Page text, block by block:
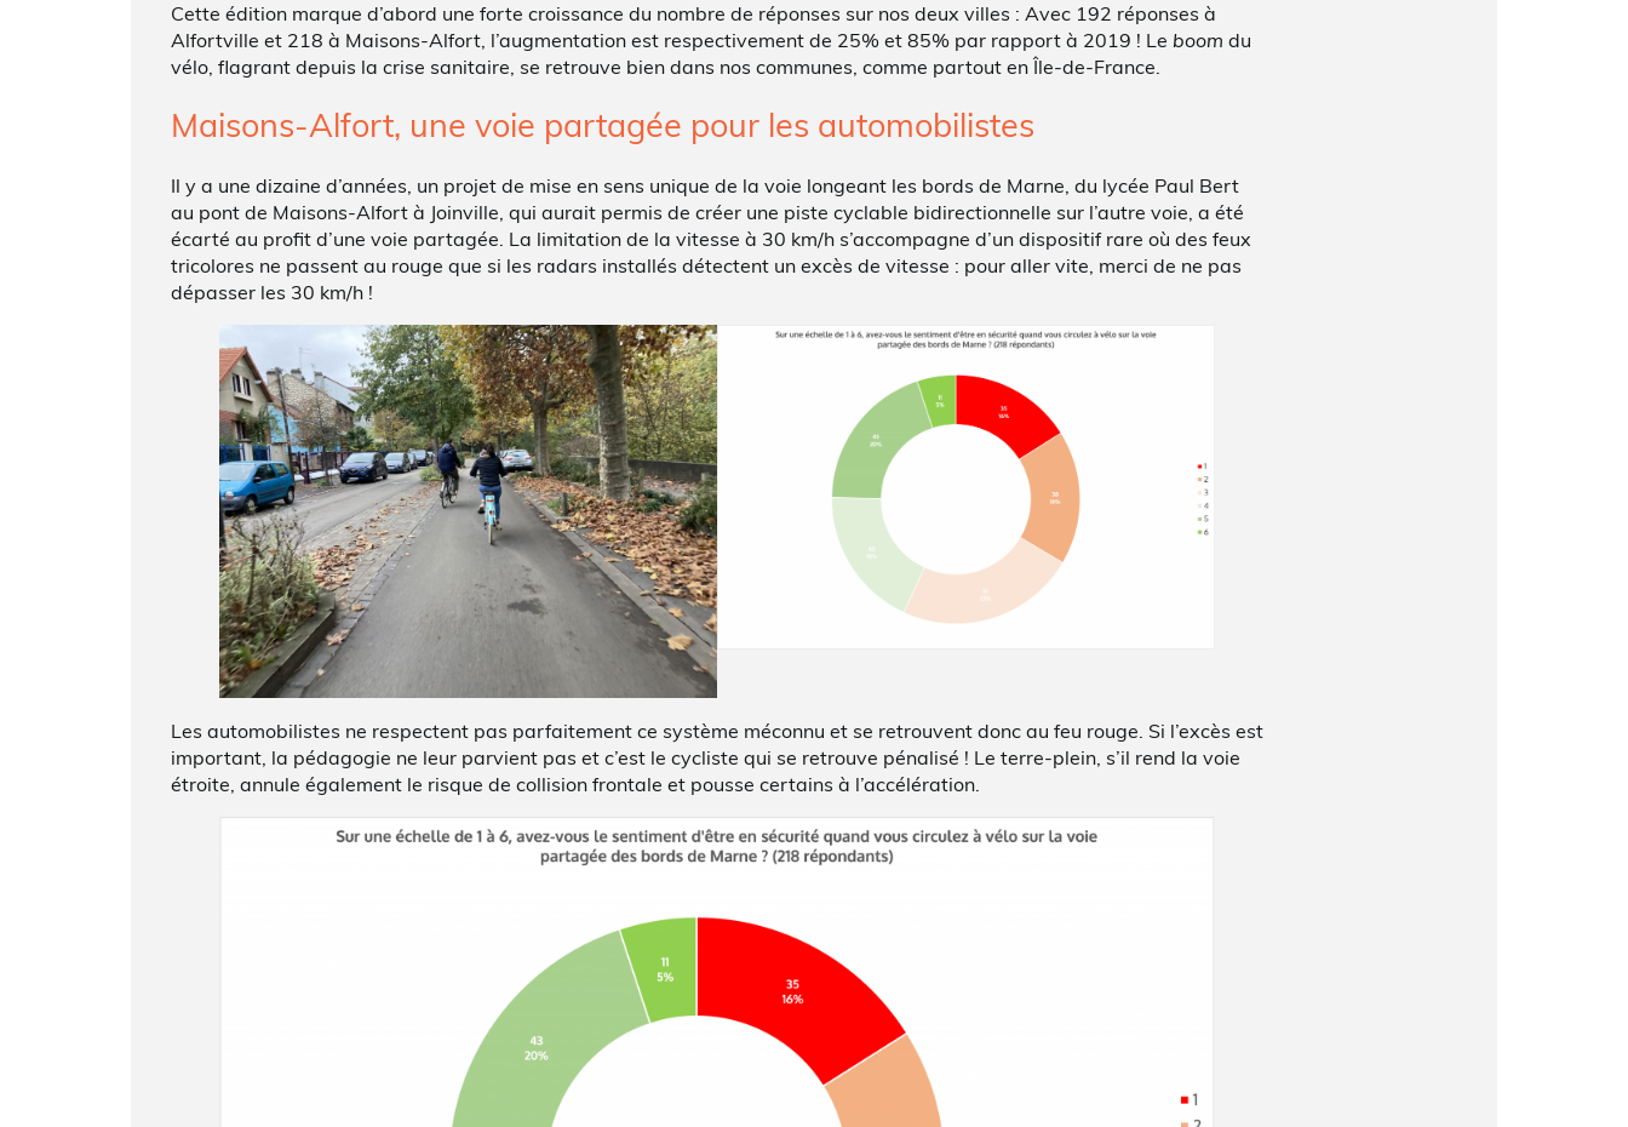
Cette édition marque d’abord une forte croissance du nombre de réponses sur nos deux villes : Avec 192 réponses à
Alfortville et 218 à Maisons-Alfort, l’augmentation est respectivement de 25% et 85% par rapport à 2019 ! Le boom du
vélo, flagrant depuis la crise sanitaire, se retrouve bien dans nos communes, comme partout en Île-de-France.
Maisons-Alfort, une voie partagée pour les automobilistes
Il y a une dizaine d’années, un projet de mise en sens unique de la voie longeant les bords de Marne, du lycée Paul Bert
au pont de Maisons-Alfort à Joinville, qui aurait permis de créer une piste cyclable bidirectionnelle sur l’autre voie, a été
écarté au profit d’une voie partagée. La limitation de la vitesse à 30 km/h s’accompagne d’un dispositif rare où des feux
tricolores ne passent au rouge que si les radars installés détectent un excès de vitesse : pour aller vite, merci de ne pas
dépasser les 30 km/h !
Les automobilistes ne respectent pas parfaitement ce système méconnu et se retrouvent donc au feu rouge. Si l’excès est
important, la pédagogie ne leur parvient pas et c’est le cycliste qui se retrouve pénalisé ! Le terre-plein, s’il rend la voie
étroite, annule également le risque de collision frontale et pousse certains à l’accélération.